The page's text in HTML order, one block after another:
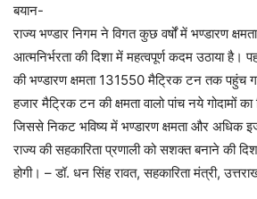
बयान-
राज्य भण्डार निगम ने विगत कुछ वर्षों में भण्डारण
आत्मनिर्भरता की दिशा में महत्वपूर्ण कदम उठाया
की भण्डारण क्षमता 131550 मैट्रिक टन तक पहुंच
हजार मैट्रिक टन की क्षमता वालो पांच नये गोदामों का
जिससे निकट भविष्य में भण्डारण क्षमता और अधिक
राज्य की सहकारिता प्रणाली को सशक्त बनाने की
होगी। – डॉ. धन सिंह रावत, सहकारिता मंत्री,